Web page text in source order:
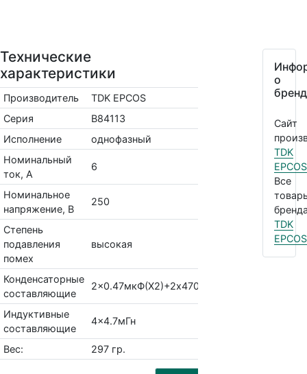
Технические
характеристики
Производитель
TDK EPCOS
Серия
B84113
Исполнение
однофазный
Номинальный
ток, А
6
Номинальное
напряжение, В
250
Степень
подавления
помех
высокая
Конденсаторные
составляющие
2x0.47мкФ(X2)+2x4700пФ(Y2)
Индуктивные
составляющие
4x4.7мГн
Вес: 297 гр.
о
Сайт
TDK
EPCOS
Все
TDK
EPCOS